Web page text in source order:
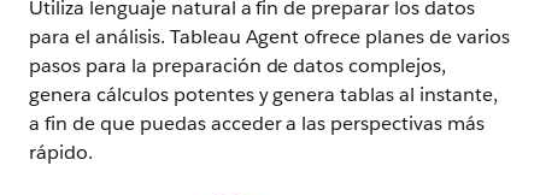
Utiliza lenguaje natural a fin de preparar los datos
para el análisis. Tableau Agent ofrece planes de varios
pasos para la preparación de datos complejos,
genera cálculos potentes y genera tablas al instante,
a fin de que puedas acceder a las perspectivas más
rápido.